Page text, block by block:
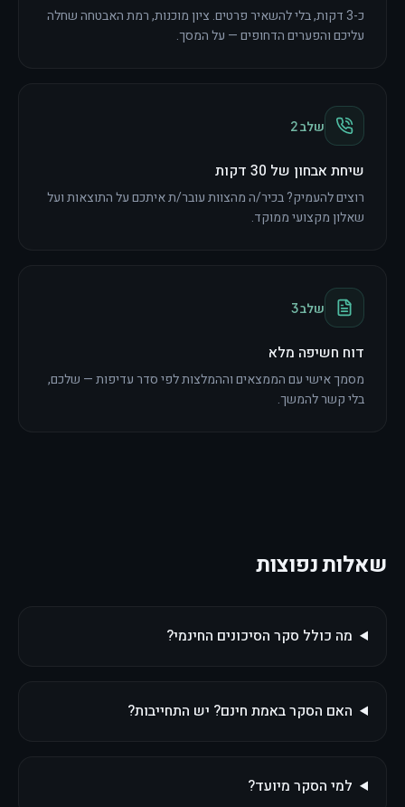
כ-3 דקות, בלי להשאיר פרטים. ציון מוכנות, רמת האבטחה שחלה
עליכם והפערים הדחופים — על המסך.
שלב2
שיחת אבחון של 30 דקות
רוצים להעמיק? בכיר/ה מהצוות עובר/ת איתכם על התוצאות ועל
שאלון מקצועי ממוקד.
שלב3
דוח חשיפה מלא
מסמך אישי עם הממצאים וההמלצות לפי סדר עדיפות — שלכם,
בלי קשר להמשך.
שאלות נפוצות
מה כולל סקר הסיכונים החינמי?
האם הסקר באמת חינם? יש התחייבות?
למי הסקר מיועד?